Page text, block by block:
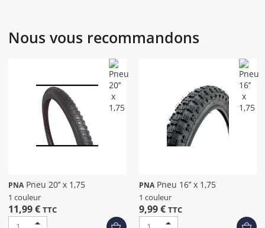
Nous vous recommandons
PNA Pneu 20’’ x 1,75
1 couleur
11,99 € TTC
PNA Pneu 16’’ x 1,75
1 couleur
9,99 € TTC